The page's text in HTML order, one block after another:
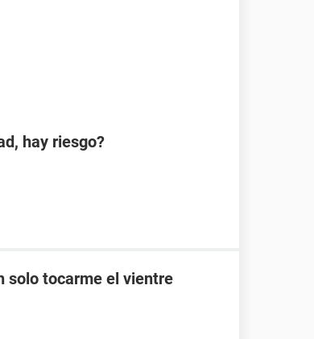
hay riesgo?
solo tocarme el vientre